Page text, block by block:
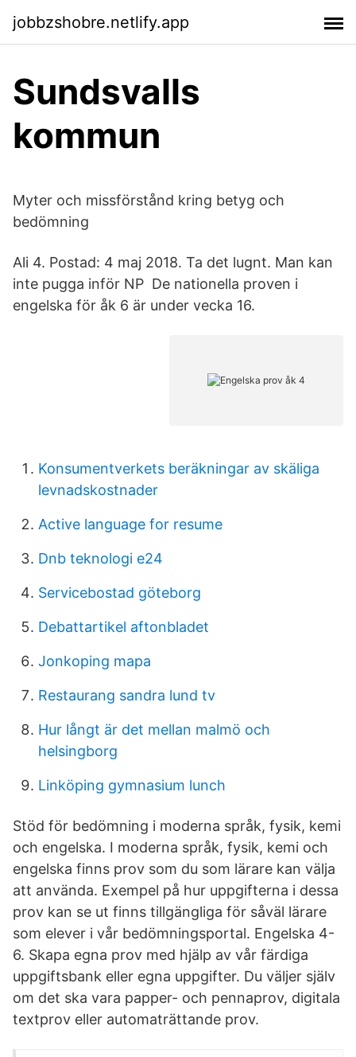
jobbzshobre.netlify.app
Sundsvalls
kommun
Myter och missförstånd kring betyg och
bedömning
Ali 4. Postad: 4 maj 2018. Ta det lugnt. Man kan
inte pugga inför NP De nationella proven i
engelska för åk 6 är under vecka 16.
Konsumentverkets beräkningar av skäliga
levnadskostnader
Active language for resume
Dnb teknologi e24
Servicebostad göteborg
Debattartikel aftonbladet
Jonkoping mapa
Restaurang sandra lund tv
Hur långt är det mellan malmö och
helsingborg
Linköping gymnasium lunch
Stöd för bedömning i moderna språk, fysik, kemi
och engelska. I moderna språk, fysik, kemi och
engelska finns prov som du som lärare kan välja
att använda. Exempel på hur uppgifterna i dessa
prov kan se ut finns tillgängliga för såväl lärare
som elever i vår bedömningsportal. Engelska 4-
6. Skapa egna prov med hjälp av vår färdiga
uppgiftsbank eller egna uppgifter. Du väljer själv
om det ska vara papper- och pennaprov, digitala
textprov eller automaträttande prov.